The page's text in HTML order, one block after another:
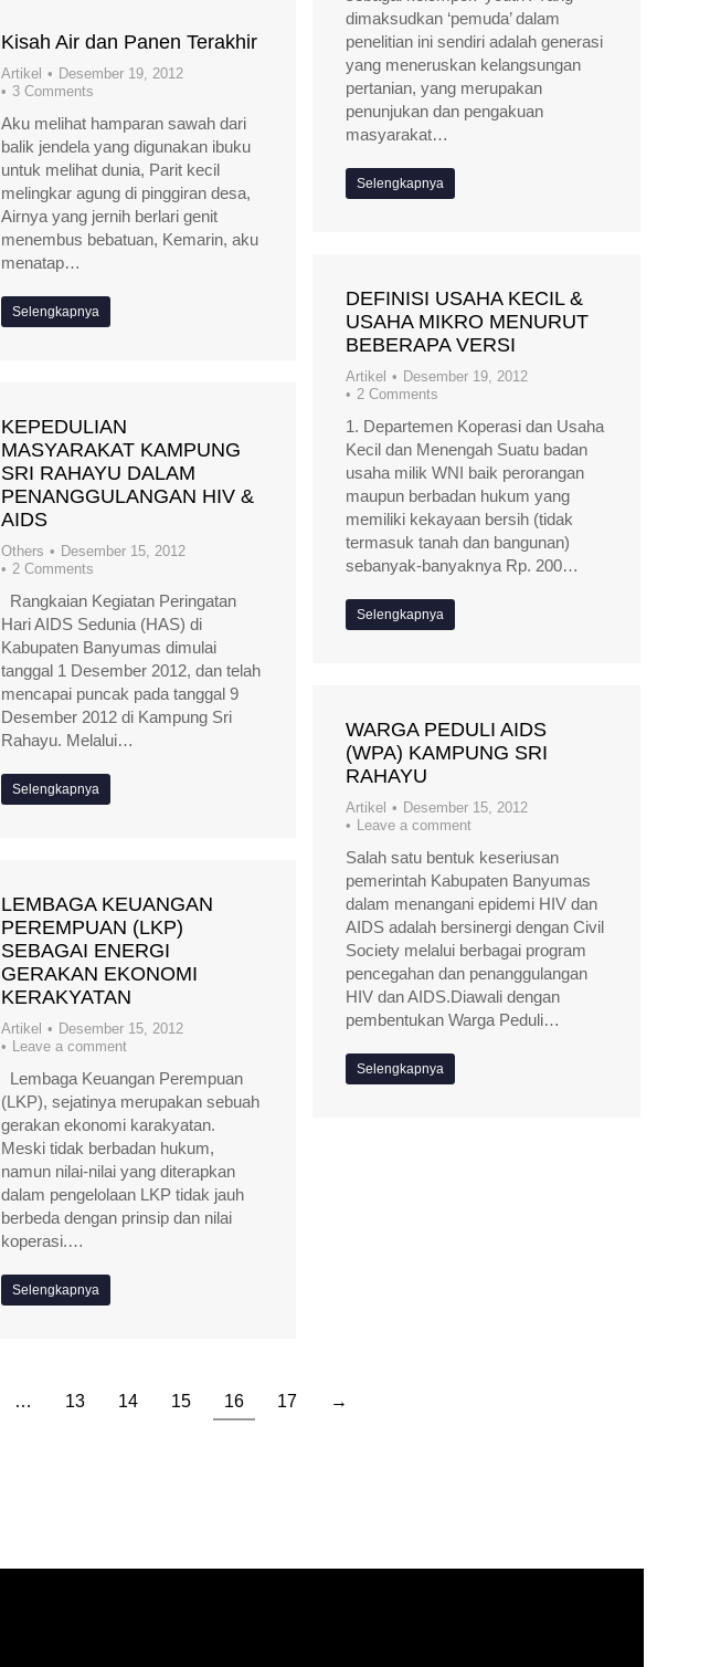
dimaksudkan ‘pemuda’ dalam
penelitian ini sendiri adalah generasi
yang meneruskan kelangsungan
pertanian, yang merupakan
penunjukan dan pengakuan
masyarakat…
Selengkapnya
Kisah Air dan Panen Terakhir
Artikel
Desember 19, 2012
3 Comments
Aku melihat hamparan sawah dari
balik jendela yang digunakan ibuku
untuk melihat dunia, Parit kecil
melingkar agung di pinggiran desa,
Airnya yang jernih berlari genit
menembus bebatuan, Kemarin, aku
menatap…
Selengkapnya
DEFINISI USAHA KECIL &
USAHA MIKRO MENURUT
BEBERAPA VERSI
Artikel
Desember 19, 2012
2 Comments
1. Departemen Koperasi dan Usaha
Kecil dan Menengah Suatu badan
usaha milik WNI baik perorangan
maupun berbadan hukum yang
memiliki kekayaan bersih (tidak
termasuk tanah dan bangunan)
sebanyak-banyaknya Rp. 200…
Selengkapnya
KEPEDULIAN
MASYARAKAT KAMPUNG
SRI RAHAYU DALAM
PENANGGULANGAN HIV &
AIDS
Others
Desember 15, 2012
2 Comments
Rangkaian Kegiatan Peringatan
Hari AIDS Sedunia (HAS) di
Kabupaten Banyumas dimulai
tanggal 1 Desember 2012, dan telah
mencapai puncak pada tanggal 9
Desember 2012 di Kampung Sri
Rahayu. Melalui…
Selengkapnya
WARGA PEDULI AIDS
(WPA) KAMPUNG SRI
RAHAYU
Artikel
Desember 15, 2012
Leave a comment
Salah satu bentuk keseriusan
pemerintah Kabupaten Banyumas
dalam menangani epidemi HIV dan
AIDS adalah bersinergi dengan Civil
Society melalui berbagai program
pencegahan dan penanggulangan
HIV dan AIDS.Diawali dengan
pembentukan Warga Peduli…
Selengkapnya
LEMBAGA KEUANGAN
PEREMPUAN (LKP)
SEBAGAI ENERGI
GERAKAN EKONOMI
KERAKYATAN
Artikel
Desember 15, 2012
Leave a comment
Lembaga Keuangan Perempuan
(LKP), sejatinya merupakan sebuah
gerakan ekonomi karakyatan.
Meski tidak berbadan hukum,
namun nilai-nilai yang diterapkan
dalam pengelolaan LKP tidak jauh
berbeda dengan prinsip dan nilai
koperasi.…
Selengkapnya
… 13 14 15 16 17 →